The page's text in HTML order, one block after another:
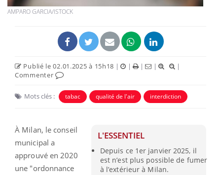
AMPARO GARCIA/ISTOCK
Publié le 02.01.2025 à 15h18 | | | |
|
Commenter
Mots clés : tabac qualité de l'air interdiction
L'ESSENTIEL
Depuis ce 1er janvier 2025, il
est n’est plus possible de fumer
à l’extérieur à Milan.
À Milan, le conseil
municipal a
approuvé en 2020
une "ordonnance